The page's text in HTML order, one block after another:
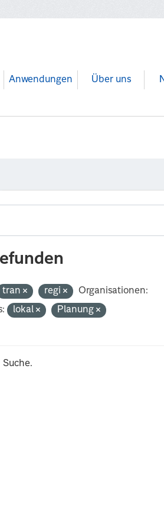
Anwendungen Über uns
tran regi
Organisationen:
lokal
Planung